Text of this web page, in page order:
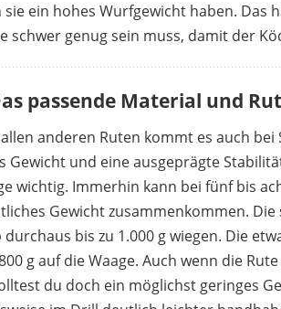
sie ein hohes Wurfgewicht haben. Das
schwer genug sein muss, damit der
passende Material und
anderen Ruten kommt es auch
Gewicht und eine ausgeprägte
wichtig. Immerhin kann bei fünf bis
Gewicht zusammenkommen.
durchaus bis zu 1.000 g wiegen. Die
g auf die Waage. Auch wenn die
du doch ein möglichst geringes